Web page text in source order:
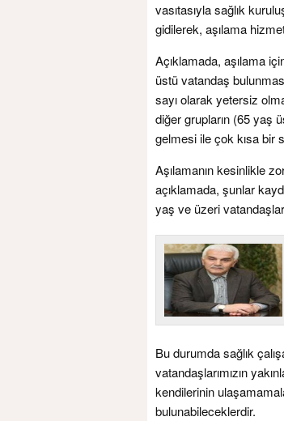
vasıtasıyla sağlık
gidilerek, aşılama
Açıklamada, aşılama
üstü vatandaş
sayı olarak yetersiz
diğer grupların (65 yaş
gelmesi ile çok kısa bir
Aşılamanın kesinlikle
açıklamada, şunlar
yaş ve üzeri
Bu durumda sağlık
vatandaşlarımızın
kendilerinin
bulunabileceklerdir.